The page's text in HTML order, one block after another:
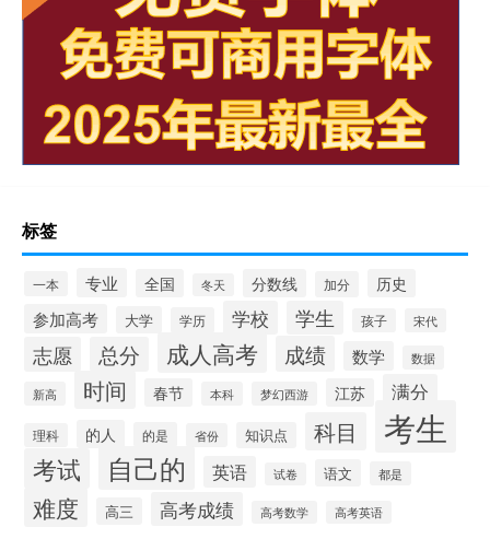
标签
一本 专业 全国 冬天 分数线 加分 历史
参加高考 大学 学历 学校 学生 孩子 宋代
志愿 总分 成人高考 成绩 数学 数据
新高 时间 春节 本科 梦幻西游 江苏 满分
理科 的人 的是 省份 知识点 科目 考生
考试 自己的 英语 试卷 语文 都是
难度 高三 高考成绩 高考数学 高考英语